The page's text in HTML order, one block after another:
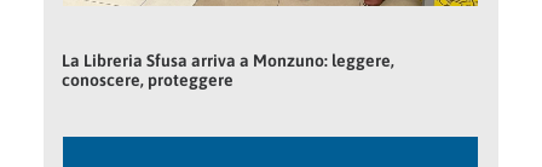
La Libreria Sfusa arriva a Monzuno: leggere,
conoscere, proteggere